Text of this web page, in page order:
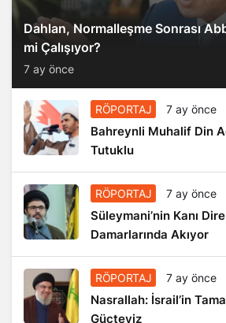
Dahlan, Normalleşme Sonrası
mi Çalışıyor?
7 ay önce
RÖPORTAJ 7 ay önce
Bahreynli Muhalif Din
Tutuklu
RÖPORTAJ 7 ay önce
Süleymani’nin Kanı
Damarlarında Akıyor
RÖPORTAJ 7 ay önce
Nasrallah: İsrail’in
Güçteyiz